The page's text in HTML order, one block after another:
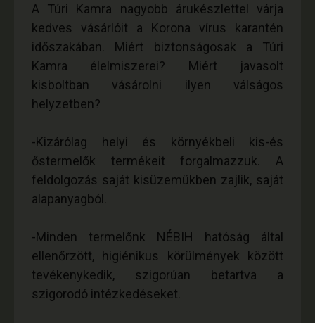
A Túri Kamra nagyobb árukészlettel várja
kedves vásárlóit a Korona vírus karantén
időszakában. Miért biztonságosak a Túri
Kamra élelmiszerei? Miért javasolt
kisboltban vásárolni ilyen válságos
helyzetben?
-Kizárólag helyi és környékbeli kis-és
őstermelők termékeit forgalmazzuk. A
feldolgozás saját kisüzemükben zajlik, saját
alapanyagból.
-Minden termelőnk NÉBIH hatóság által
ellenőrzött, higiénikus körülmények között
tevékenykedik, szigorúan betartva a
szigorodó intézkedéseket.